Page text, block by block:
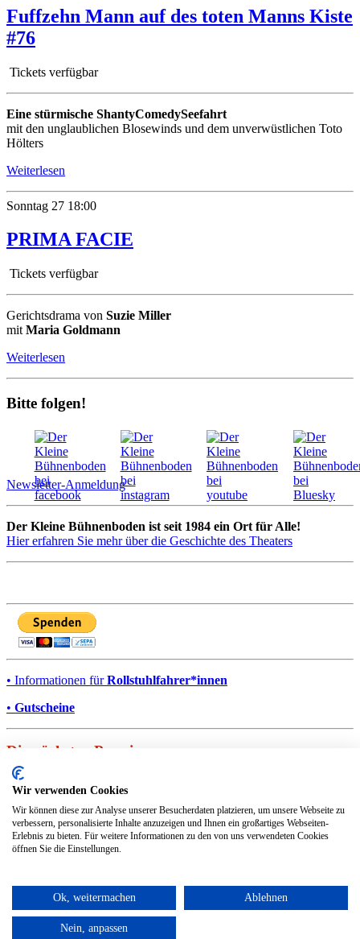
Fuffzehn Mann auf des toten Manns Kiste
#76
Tickets verfügbar
Eine stürmische ShantyComedySeefahrt
mit den unglaublichen Blosewinds und dem unverwüstlichen Toto
Hölters
Weiterlesen
Sonntag 27 18:00
PRIMA FACIE
Tickets verfügbar
Gerichtsdrama von Suzie Miller
mit Maria Goldmann
Weiterlesen
Bitte folgen!
Newsletter-Anmeldung
Der Kleine Bühnenboden ist seit 1984 ein Ort für Alle!
Hier erfahren Sie mehr über die Geschichte des Theaters
• Informationen fürRollstuhlfahrer*innen
• Gutscheine
Die nächsten Premieren
25.09.2026
OH MEIN GOTT!
© Der Kleine Bühnenboden 2026
Mit freundlicher Unterstützung des Kulturamtes der STADT
Datenschutz
Impressum
Wir verwenden Cookies
Wir können diese zur Analyse unserer Besucherdaten platzieren, um unsere Webseite zu
verbessern, personalisierte Inhalte anzuzeigen und Ihnen ein großartiges Webseiten-
Erlebnis zu bieten. Für weitere Informationen zu den von uns verwendeten Cookies
öffnen Sie die Einstellungen.
Ok, weitermachen Ablehnen
Nein, anpassen